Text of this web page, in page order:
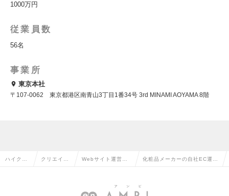
1000万円
従業員数
56名
事業所
東京本社
〒107-0062 東京都港区南青山3丁目1番34号 3rd MINAMI AOYAMA 8階
ハイクラ クリエイテ Webサイト運営・
転職
化粧品メーカーの自社EC運
情報